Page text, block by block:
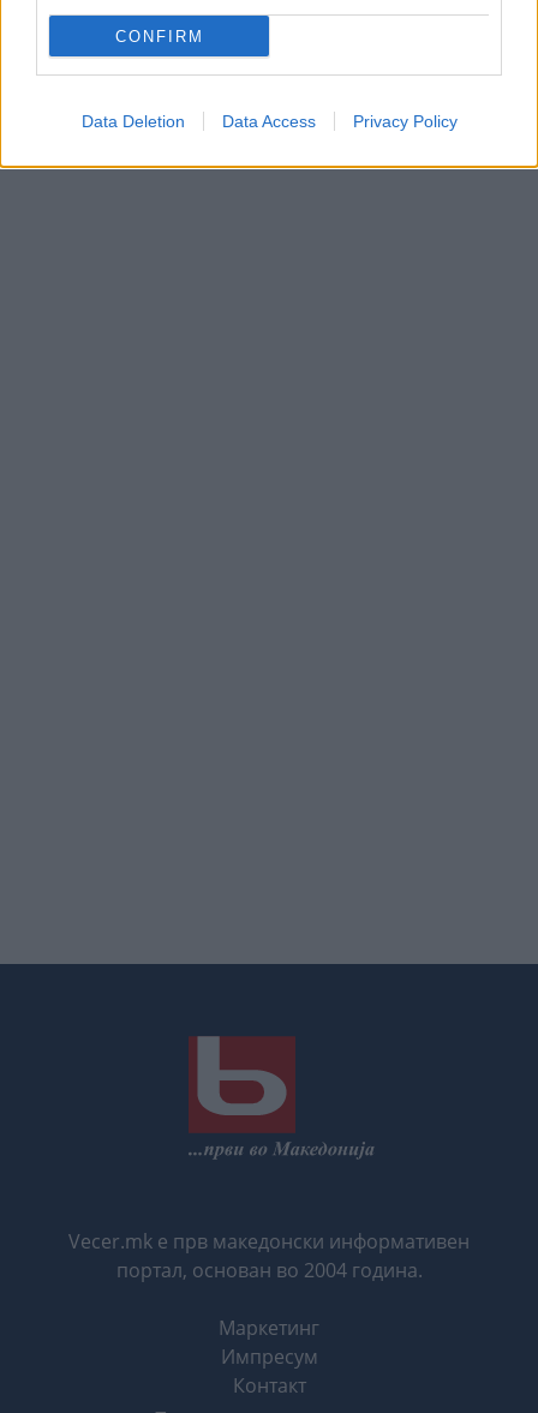
CONFIRM
Data Deletion Data Access Privacy Policy
БЕЛ ШТРАЈК НА ГРАНИЦИТЕ:
Вака не било никогаш на
„Евзони“, а на „Градина“ се
Vecer.mk е прв македонски информативен
портал, основан во 2004 година.
Маркетинг
Импресум
Контакт